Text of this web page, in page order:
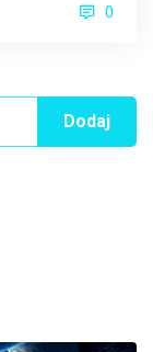
0
Dodaj